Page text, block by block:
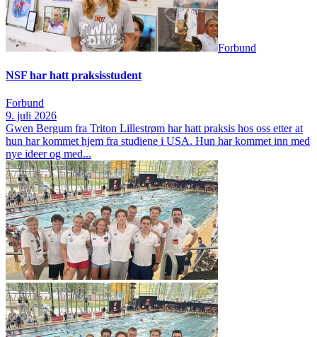
Forbund
NSF har hatt praksisstudent
Forbund
9. juli 2026
Gwen Bergum fra Triton Lillestrøm har hatt praksis hos oss etter at
hun har kommet hjem fra studiene i USA. Hun har kommet inn med
nye ideer og med...